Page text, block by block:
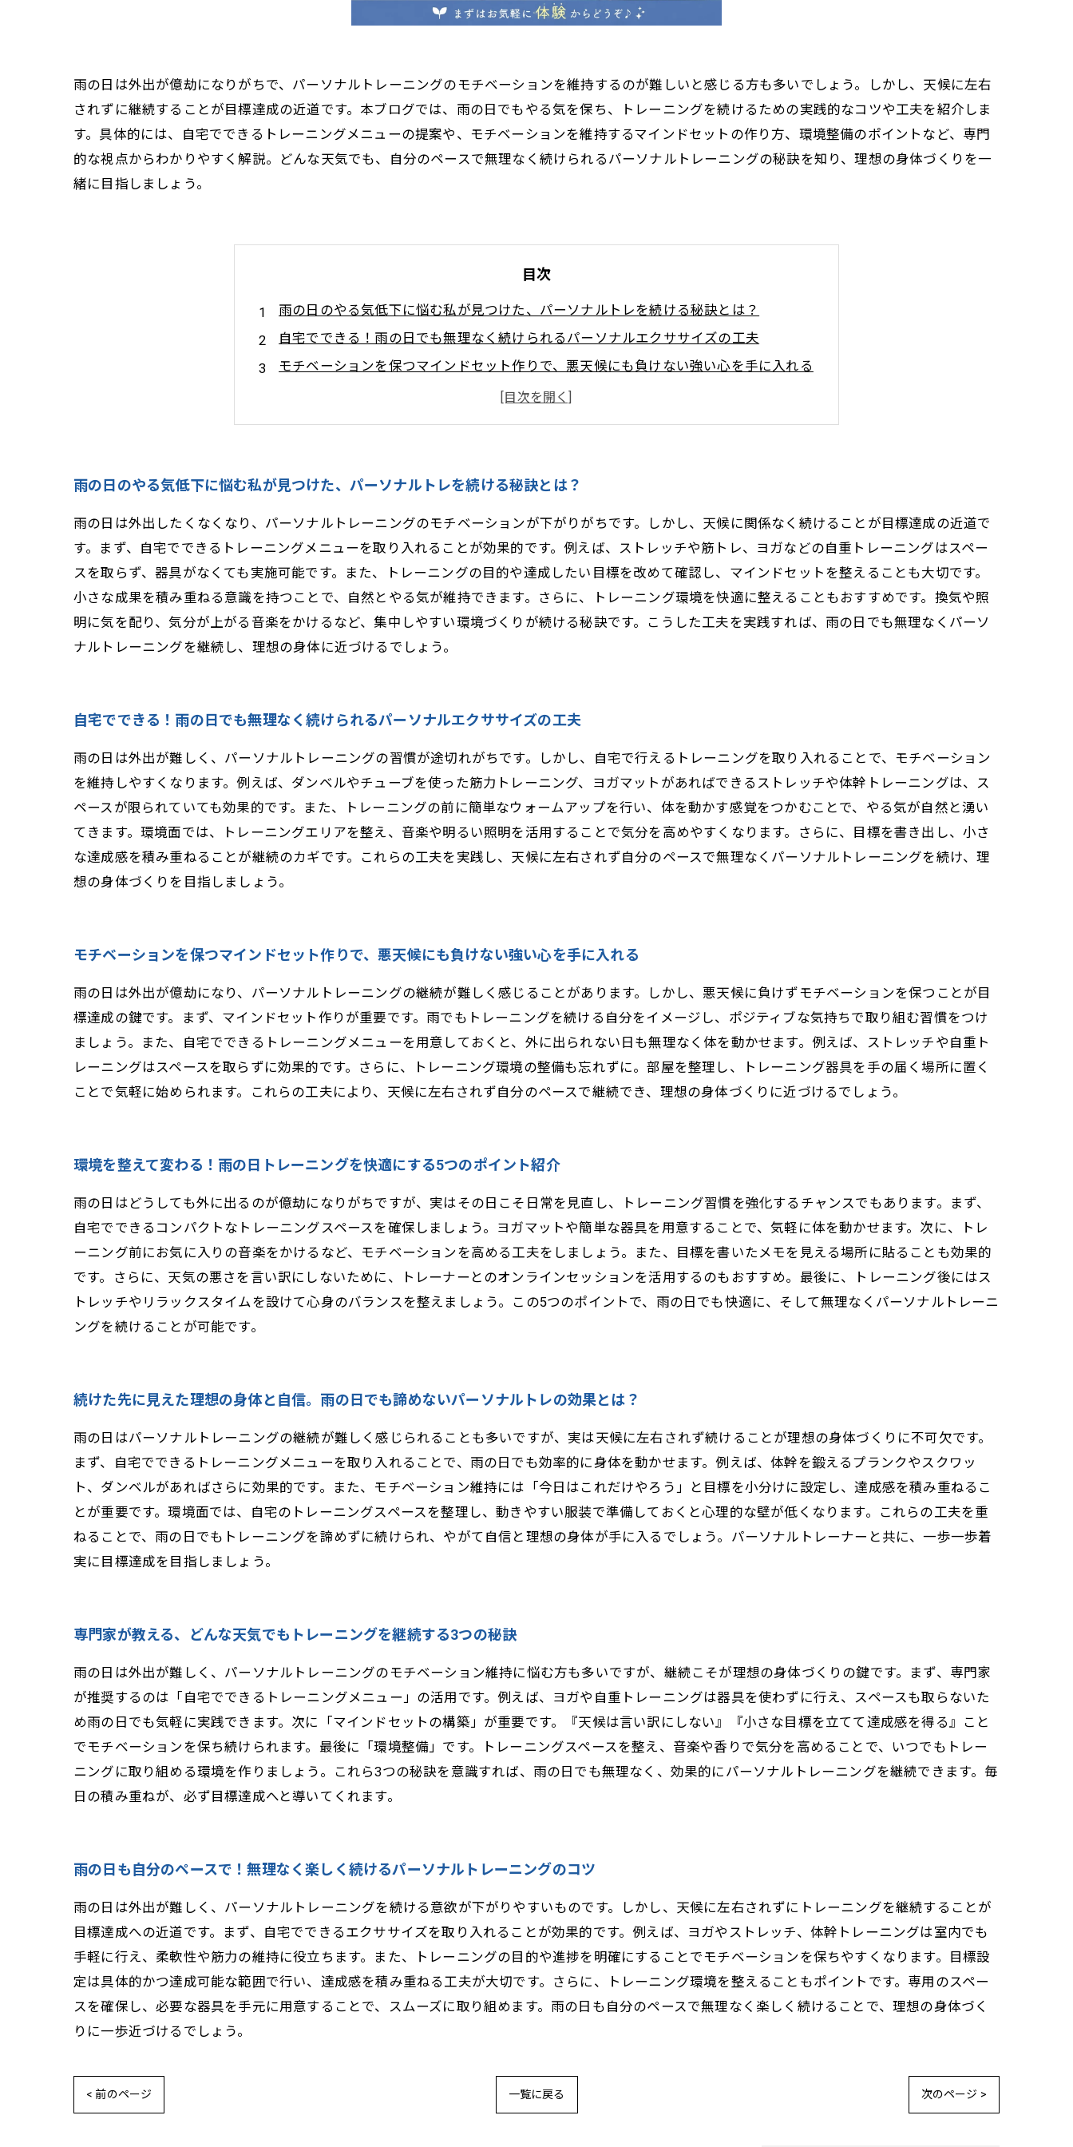
雨の日は外出が億劫になりがちで、パーソナルトレーニングのモチベーションを維持するのが難しいと感じる方も多いでしょう。しかし、天候に左右
されずに継続することが目標達成の近道です。本ブログでは、雨の日でもやる気を保ち、トレーニングを続けるための実践的なコツや工夫を紹介しま
す。具体的には、自宅でできるトレーニングメニューの提案や、モチベーションを維持するマインドセットの作り方、環境整備のポイントなど、専門
的な視点からわかりやすく解説。どんな天気でも、自分のペースで無理なく続けられるパーソナルトレーニングの秘訣を知り、理想の身体づくりを一
緒に目指しましょう。
目次
雨の日のやる気低下に悩む私が見つけた、パーソナルトレを続ける秘訣とは？
自宅でできる！雨の日でも無理なく続けられるパーソナルエクササイズの工夫
モチベーションを保つマインドセット作りで、悪天候にも負けない強い心を手に入れる
環境を整えて変わる！雨の日トレーニングを快適にする5つのポイント紹介
続けた先に見えた理想の身体と自信。雨の日でも諦めないパーソナルトレの効果とは？
雨の日も自分のペースで！無理なく楽しく続けるパーソナルトレーニングのコツ
雨の日のやる気低下に悩む私が見つけた、パーソナルトレを続ける秘訣とは？
雨の日は外出したくなくなり、パーソナルトレーニングのモチベーションが下がりがちです。しかし、天候に関係なく続けることが目標達成の近道で
す。まず、自宅でできるトレーニングメニューを取り入れることが効果的です。例えば、ストレッチや筋トレ、ヨガなどの自重トレーニングはスペー
スを取らず、器具がなくても実施可能です。また、トレーニングの目的や達成したい目標を改めて確認し、マインドセットを整えることも大切です。
小さな成果を積み重ねる意識を持つことで、自然とやる気が維持できます。さらに、トレーニング環境を快適に整えることもおすすめです。換気や照
明に気を配り、気分が上がる音楽をかけるなど、集中しやすい環境づくりが続ける秘訣です。こうした工夫を実践すれば、雨の日でも無理なくパーソ
ナルトレーニングを継続し、理想の身体に近づけるでしょう。
自宅でできる！雨の日でも無理なく続けられるパーソナルエクササイズの工夫
雨の日は外出が難しく、パーソナルトレーニングの習慣が途切れがちです。しかし、自宅で行えるトレーニングを取り入れることで、モチベーション
を維持しやすくなります。例えば、ダンベルやチューブを使った筋力トレーニング、ヨガマットがあればできるストレッチや体幹トレーニングは、ス
ペースが限られていても効果的です。また、トレーニングの前に簡単なウォームアップを行い、体を動かす感覚をつかむことで、やる気が自然と湧い
てきます。環境面では、トレーニングエリアを整え、音楽や明るい照明を活用することで気分を高めやすくなります。さらに、目標を書き出し、小さ
な達成感を積み重ねることが継続のカギです。これらの工夫を実践し、天候に左右されず自分のペースで無理なくパーソナルトレーニングを続け、理
想の身体づくりを目指しましょう。
モチベーションを保つマインドセット作りで、悪天候にも負けない強い心を手に入れる
雨の日は外出が億劫になり、パーソナルトレーニングの継続が難しく感じることがあります。しかし、悪天候に負けずモチベーションを保つことが目
標達成の鍵です。まず、マインドセット作りが重要です。雨でもトレーニングを続ける自分をイメージし、ポジティブな気持ちで取り組む習慣をつけ
ましょう。また、自宅でできるトレーニングメニューを用意しておくと、外に出られない日も無理なく体を動かせます。例えば、ストレッチや自重ト
レーニングはスペースを取らずに効果的です。さらに、トレーニング環境の整備も忘れずに。部屋を整理し、トレーニング器具を手の届く場所に置く
ことで気軽に始められます。これらの工夫により、天候に左右されず自分のペースで継続でき、理想の身体づくりに近づけるでしょう。
環境を整えて変わる！雨の日トレーニングを快適にする5つのポイント紹介
雨の日はどうしても外に出るのが億劫になりがちですが、実はその日こそ日常を見直し、トレーニング習慣を強化するチャンスでもあります。まず、
自宅でできるコンパクトなトレーニングスペースを確保しましょう。ヨガマットや簡単な器具を用意することで、気軽に体を動かせます。次に、トレ
ーニング前にお気に入りの音楽をかけるなど、モチベーションを高める工夫をしましょう。また、目標を書いたメモを見える場所に貼ることも効果的
です。さらに、天気の悪さを言い訳にしないために、トレーナーとのオンラインセッションを活用するのもおすすめ。最後に、トレーニング後にはス
トレッチやリラックスタイムを設けて心身のバランスを整えましょう。この5つのポイントで、雨の日でも快適に、そして無理なくパーソナルトレーニ
ングを続けることが可能です。
続けた先に見えた理想の身体と自信。雨の日でも諦めないパーソナルトレの効果とは？
雨の日はパーソナルトレーニングの継続が難しく感じられることも多いですが、実は天候に左右されず続けることが理想の身体づくりに不可欠です。
まず、自宅でできるトレーニングメニューを取り入れることで、雨の日でも効率的に身体を動かせます。例えば、体幹を鍛えるプランクやスクワッ
ト、ダンベルがあればさらに効果的です。また、モチベーション維持には「今日はこれだけやろう」と目標を小分けに設定し、達成感を積み重ねるこ
とが重要です。環境面では、自宅のトレーニングスペースを整理し、動きやすい服装で準備しておくと心理的な壁が低くなります。これらの工夫を重
ねることで、雨の日でもトレーニングを諦めずに続けられ、やがて自信と理想の身体が手に入るでしょう。パーソナルトレーナーと共に、一歩一歩着
実に目標達成を目指しましょう。
専門家が教える、どんな天気でもトレーニングを継続する3つの秘訣
雨の日は外出が難しく、パーソナルトレーニングのモチベーション維持に悩む方も多いですが、継続こそが理想の身体づくりの鍵です。まず、専門家
が推奨するのは「自宅でできるトレーニングメニュー」の活用です。例えば、ヨガや自重トレーニングは器具を使わずに行え、スペースも取らないた
め雨の日でも気軽に実践できます。次に「マインドセットの構築」が重要です。『天候は言い訳にしない』『小さな目標を立てて達成感を得る』こと
でモチベーションを保ち続けられます。最後に「環境整備」です。トレーニングスペースを整え、音楽や香りで気分を高めることで、いつでもトレー
ニングに取り組める環境を作りましょう。これら3つの秘訣を意識すれば、雨の日でも無理なく、効果的にパーソナルトレーニングを継続できます。毎
日の積み重ねが、必ず目標達成へと導いてくれます。
雨の日も自分のペースで！無理なく楽しく続けるパーソナルトレーニングのコツ
雨の日は外出が難しく、パーソナルトレーニングを続ける意欲が下がりやすいものです。しかし、天候に左右されずにトレーニングを継続することが
目標達成への近道です。まず、自宅でできるエクササイズを取り入れることが効果的です。例えば、ヨガやストレッチ、体幹トレーニングは室内でも
手軽に行え、柔軟性や筋力の維持に役立ちます。また、トレーニングの目的や進捗を明確にすることでモチベーションを保ちやすくなります。目標設
定は具体的かつ達成可能な範囲で行い、達成感を積み重ねる工夫が大切です。さらに、トレーニング環境を整えることもポイントです。専用のスペー
スを確保し、必要な器具を手元に用意することで、スムーズに取り組めます。雨の日も自分のペースで無理なく楽しく続けることで、理想の身体づく
りに一歩近づけるでしょう。
< 前のページ 一覧に戻る 次のページ >